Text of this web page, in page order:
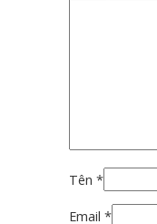
Tên*
Email*